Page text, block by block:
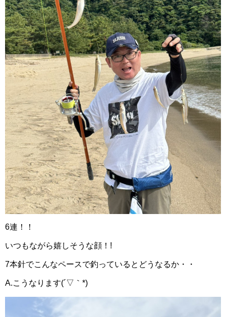
6連！！
いつもながら嬉しそうな顔！!
7本針でこんなペースで釣っているとどうなるか・・
A.こうなります(´▽｀*)